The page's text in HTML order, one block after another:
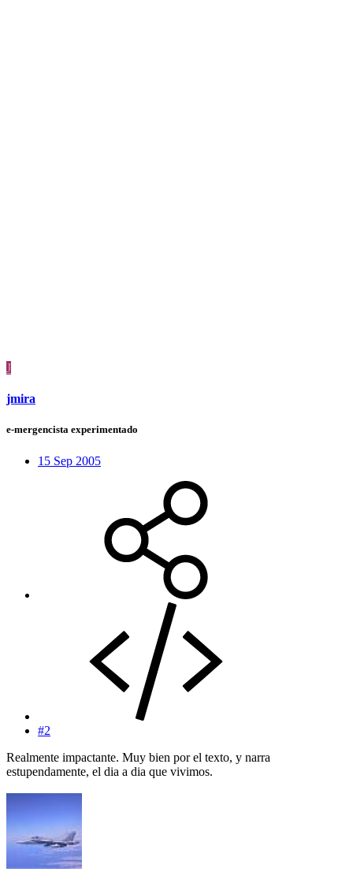
J
jmira
e-mergencista experimentado
15 Sep 2005
#2
Realmente impactante. Muy bien por el texto, y narra
estupendamente, el dia a dia que vivimos.